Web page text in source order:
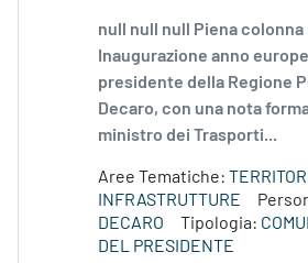
null null null Piena colonna
Inaugurazione anno
presidente della Regione
Decaro, con una nota
ministro dei Trasporti...
Aree Tematiche:
INFRASTRUTTURE
DECARO
Tipologia:
DEL PRESIDENTE